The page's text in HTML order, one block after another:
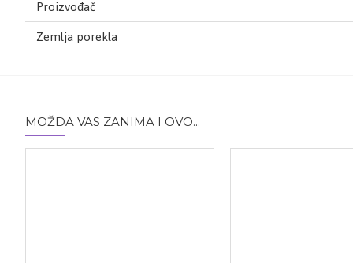
Proizvođač
Zemlja porekla
MOŽDA VAS ZANIMA I OVO...